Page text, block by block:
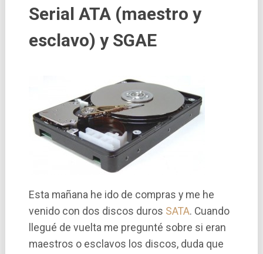
Serial ATA (maestro y
esclavo) y SGAE
Esta mañana he ido de compras y me he
venido con dos discos duros SATA. Cuando
llegué de vuelta me pregunté sobre si eran
maestros o esclavos los discos, duda que